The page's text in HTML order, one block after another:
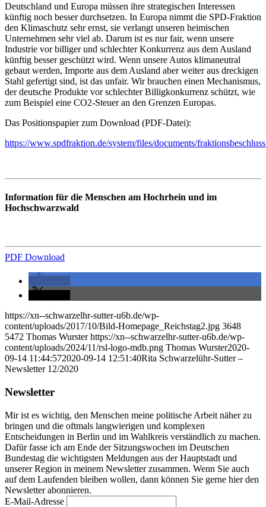
Deutschland und Europa müssen ihre strategischen Interessen
künftig noch besser durchsetzen. In Europa nimmt die SPD-Fraktion
den Klimaschutz sehr ernst, sie verlangt unseren heimischen
Unternehmen sehr viel ab. Darum ist es nur fair, wenn unsere
Industrie vor billiger und schlechter Konkurrenz aus dem Ausland
künftig besser geschützt wird. Wenn unsere Autos klimaneutral
gebaut werden, Importe aus dem Ausland aber weiter aus dreckigen
Stahl gefertigt sind, ist das unfair. Wir brauchen einen Mechanismus,
der deutsche Produkte vor schlechter Billigkonkurrenz schützt, wie
zum Beispiel eine CO2-Steuer an den Grenzen Europas.
Das Positionspapier zum Download (PDF-Datei):
https://www.spdfraktion.de/system/files/documents/
Information für die Menschen am Hochrhein und im
Hochschwarzwald
PDF Download
https://xn--schwarzelhr-sutter-u6b.de/wp-
content/uploads/2017/10/Bild-Homepage_Reichstag2.jpg 3648
5472 Thomas Wurster https://xn--schwarzelhr-sutter-u6b.de/wp-
content/uploads/2024/11/rsl-logo-mdb.png Thomas Wurster2020-
09-14 11:44:572020-09-14 12:51:40Rita Schwarzelühr-Sutter –
Newsletter 12/2020
Newsletter
Mir ist es wichtig, den Menschen meine politische Arbeit näher zu
bringen und die oftmals langwierigen und komplexen
Entscheidungen in Berlin und im Wahlkreis verständlich zu machen.
Dafür fasse ich am Ende der Sitzungswochen im Deutschen
Bundestag die wichtigsten Meldungen aus der Hauptstadt und
unserer Region in meinem Newsletter zusammen. Wenn Sie auch
auf dem Laufenden bleiben wollen, dann können Sie gerne hier den
Newsletter abonnieren.
E-Mail-Adresse